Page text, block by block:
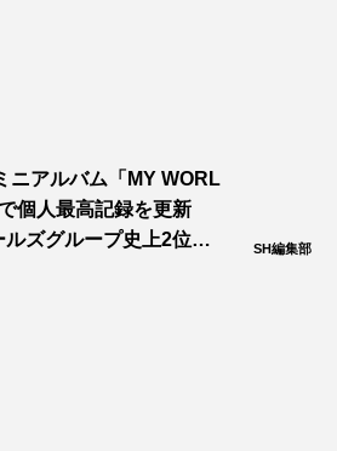
ニアルバム「MY WORL
個人最高記録を更新
ルズグループ史上2位の
SH編集部